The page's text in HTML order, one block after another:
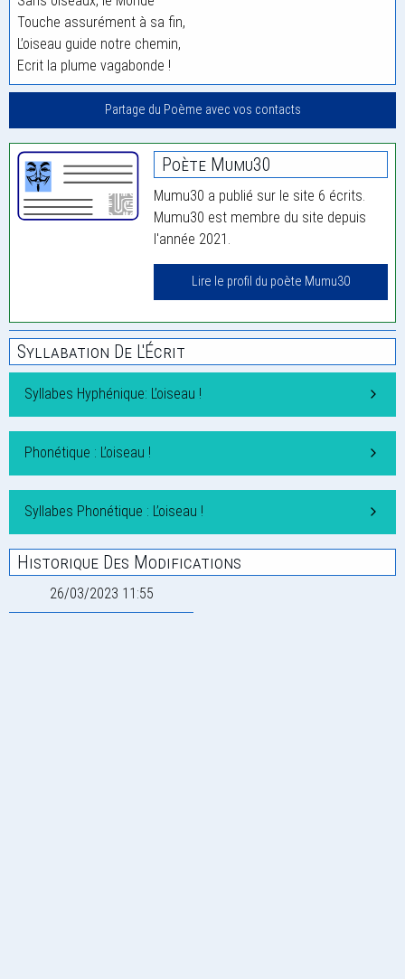
Touche assurément à sa fin,
L’oiseau guide notre chemin,
Ecrit la plume vagabonde !
Partage du Poème avec vos contacts
Poète Mumu30
Mumu30 a publié sur le site 6 écrits.
Mumu30 est membre du site depuis
l'année 2021.
Lire le profil du poète Mumu30
Syllabation De L'Écrit
Syllabes Hyphénique: L’oiseau !
Phonétique : L’oiseau !
Syllabes Phonétique : L’oiseau !
Historique Des Modifications
26/03/2023 11:55